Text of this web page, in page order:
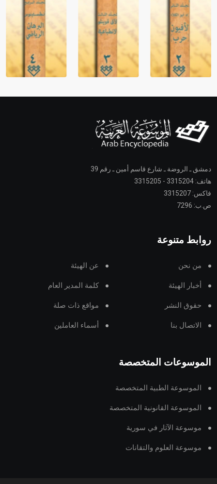
دمشق ـ الروضة ـ شارع قاسم أمين ـ رقم 39
هاتف: 3315204 - 3315205
فاكس: 3315207
ص.ب: 7296
روابط متنوعة
من نحن عن الهيئة
أخبار الهيئة كلمة المدير العام
حقوق النشر مواقع ذات صلة
الاتصال بنا أسماء العاملين
الموسوعات المتخصصة
الموسوعة الطبية المتخصصة
الموسوعة القانونية المتخصصة
موسوعة الآثار في سورية
موسوعة العلوم والتقانات